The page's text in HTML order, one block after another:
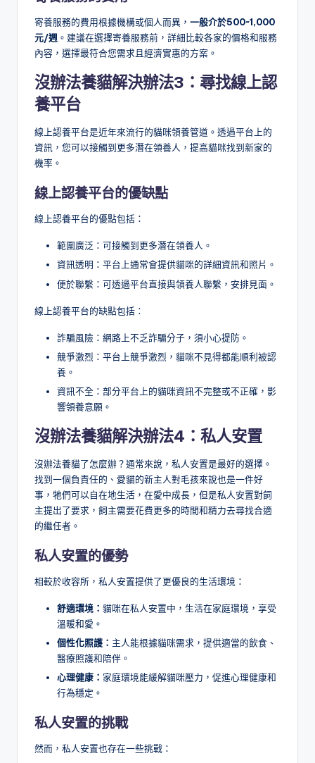
寄養服務的費用根據機構或個人而異， 一般介於500~1,000
元/週 。建議在選擇寄養服務前，詳細比較各家的價格和服務
內容，選擇最符合您需求且經濟實惠的方案。
沒辦法養貓解決辦法3： 尋找線上認
養平台
線上認養平台是近年來流行的貓咪領養管道。透過平台上的
資訊，您可以接觸到更多潛在領養人，提高貓咪找到新家的
機率。
線上認養平台的優缺點
線上認養平台的優點包括：
範圍廣泛：可接觸到更多潛在領養人。
資訊透明：平台上通常會提供貓咪的詳細資訊和照片。
便於聯繫：可透過平台直接與領養人聯繫，安排見面。
線上認養平台的缺點包括：
詐騙風險：網路上不乏詐騙分子，須小心提防。
競爭激烈：平台上競爭激烈，貓咪不見得都能順利被認
養。
資訊不全：部分平台上的貓咪資訊不完整或不正確，影
響領養意願。
沒辦法養貓解決辦法4：私人安置
沒辦法養貓了怎麼辦？通常來說，私人安置是最好的選擇。
找到一個負責任的、愛貓的新主人對毛孩來說也是一件好
事，牠們可以自在地生活，在愛中成長，但是私人安置對飼
主提出了要求，飼主需要花費更多的時間和精力去尋找合適
的繼任者。
私人安置的優勢
相較於收容所，私人安置提供了更優良的生活環境：
舒適環境： 貓咪在私人安置中，生活在家庭環境，享受
溫暖和愛。
個性化照護： 主人能根據貓咪需求，提供適當的飲食、
醫療照護和陪伴。
心理健康： 家庭環境能緩解貓咪壓力，促進心理健康和
行為穩定。
私人安置的挑戰
然而，私人安置也存在一些挑戰：